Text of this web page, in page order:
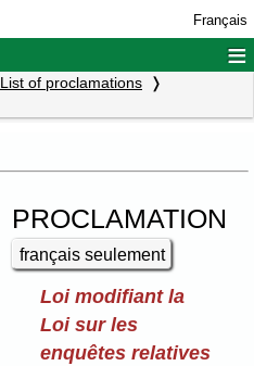
Français
≡
List of proclamations
PROCLAMATION
français seulement
Loi modifiant la
Loi sur les
enquêtes relatives